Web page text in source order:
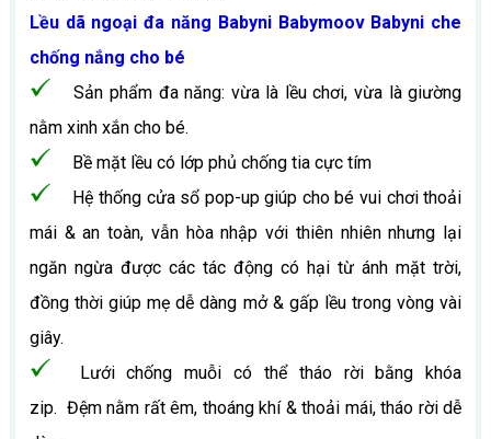
Lều dã ngoại đa năng Babyni Babymoov Babyni che
chống nắng cho bé
Sản phẩm đa năng: vừa là lều chơi, vừa là giường
nằm xinh xắn cho bé.
Bề mặt lều có lớp phủ chống tia cực tím
Hệ thống cửa sổ pop-up giúp cho bé vui chơi thoải
mái & an toàn, vẫn hòa nhập với thiên nhiên nhưng lại
ngăn ngừa được các tác động có hại từ ánh mặt trời,
đồng thời giúp mẹ dễ dàng mở & gấp lều trong vòng vài
giây.
Lưới chống muỗi có thể tháo rời bằng khóa
zip. Đệm nằm rất êm, thoáng khí & thoải mái, tháo rời dễ